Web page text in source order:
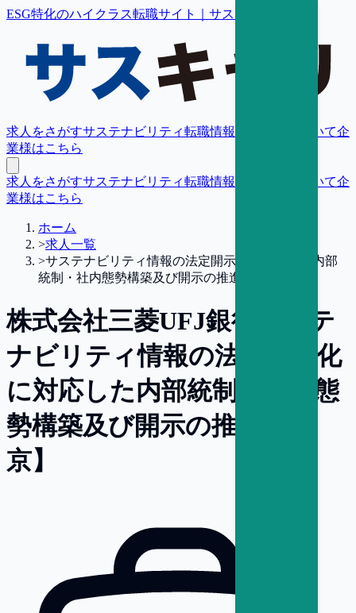
ESG特化のハイクラス転職サイト｜サスキャリ
求人をさがすサステナビリティ転職情報 転職支援について企
業様はこちら
求人をさがすサステナビリティ転職情報 転職支援について企
業様はこちら
ホーム
>求人一覧
>サステナビリティ情報の法定開示化に対応した内部
統制・社内態勢構築及び開示の推進【東京】
株式会社三菱UFJ銀行
サステ
ナビリティ情報の法定開示化
に対応した内部統制・社内態
勢構築及び開示の推進【東
京】